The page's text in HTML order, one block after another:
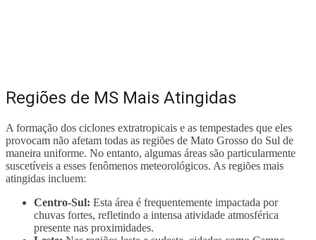
Regiões de MS Mais Atingidas
A formação dos ciclones extratropicais e as tempestades que eles
provocam não afetam todas as regiões de Mato Grosso do Sul de
maneira uniforme. No entanto, algumas áreas são particularmente
suscetíveis a esses fenômenos meteorológicos. As regiões mais
atingidas incluem:
Centro-Sul: Esta área é frequentemente impactada por
chuvas fortes, refletindo a intensa atividade atmosférica
presente nas proximidades.